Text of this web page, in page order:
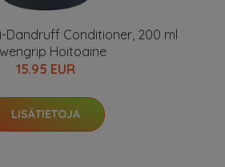
Dandruff Conditioner, 200 ml
Hoitoaine
15.95 EUR
LISÄTIETOJA